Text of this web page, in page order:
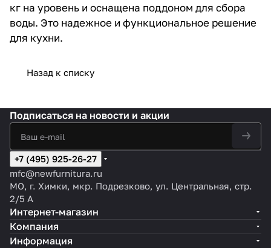
кг на уровень и оснащена поддоном для сбора
воды. Это надежное и функциональное решение
для кухни.
Назад к списку
Подписаться на новости и акции
+7 (495) 925-26-27
mfc@newfurnitura.ru
МО, г. Химки, мкр. Подрезково, ул. Центральная, стр.
2/5 А
Интернет-магазин
Компания
Информация